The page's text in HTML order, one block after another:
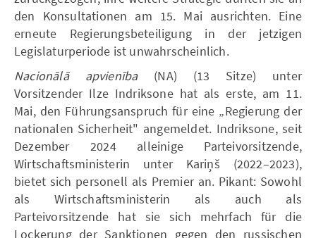
den Konsultationen am 15. Mai ausrichten. Eine
erneute Regierungsbeteiligung in der jetzigen
Legislaturperiode ist unwahrscheinlich.
Nacionālā apvienība (NA) (13 Sitze) unter
Vorsitzender Ilze Indriksone hat als erste, am 11.
Mai, den Führungsanspruch für eine „Regierung der
nationalen Sicherheit" angemeldet. Indriksone, seit
Dezember 2024 alleinige Parteivorsitzende,
Wirtschaftsministerin unter Kariņš (2022–2023),
bietet sich personell als Premier an. Pikant: Sowohl
als Wirtschaftsministerin als auch als
Parteivorsitzende hat sie sich mehrfach für die
Lockerung der Sanktionen gegen den russischen